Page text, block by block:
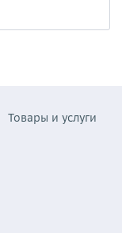
Товары и услуги